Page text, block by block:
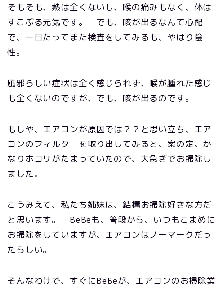
そもそも、熱は全くないし、喉の痛みもなく、体は
すこぶる元気です。 でも、咳が出るなんて心配
で、一日たってまた検査をしてみるも、やはり陰
性。
風邪らしい症状は全く感じられず、喉が腫れた感じ
も全くないのですが、でも、咳が出るのです。
もしや、エアコンが原因では？？と思い立ち、エア
コンのフィルターを取り出してみると、案の定、か
なりホコリがたまっていたので、大急ぎでお掃除し
ました。
こうみえて、私たち姉妹は、結構お掃除好きな方だ
と思います。 BeBeも、普段から、いつもこまめに
お掃除をしていますが、エアコンはノーマークだっ
たらしい。
そんなわけで、すぐにBeBeが、エアコンのお掃除業